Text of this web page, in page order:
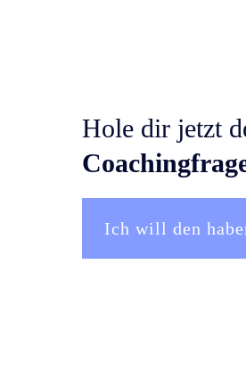
Hole dir jetzt
Ich will den